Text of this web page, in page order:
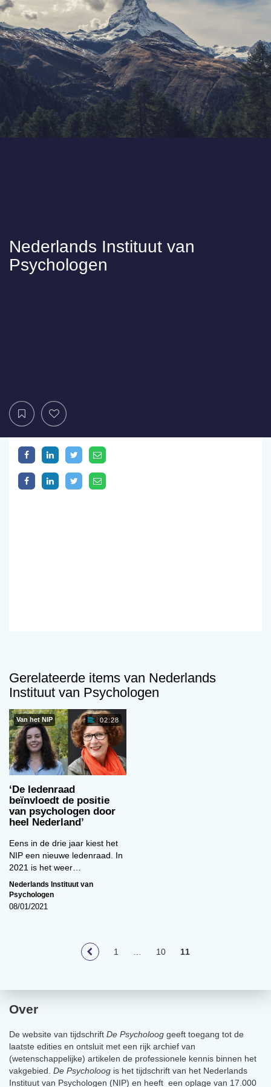
Nederlands Instituut van
Psychologen
Gerelateerde items van Nederlands
Instituut van Psychologen
Van het NIP 02:28
‘De ledenraad
beïnvloedt de positie
van psychologen door
heel Nederland’
Eens in de drie jaar kiest het
NIP een nieuwe ledenraad. In
2021 is het weer…
Nederlands Instituut van
Psychologen
08/01/2021
1 … 10 11
Over
De website van tijdschrift De Psycholoog geeft toegang tot de
laatste edities en ontsluit met een rijk archief van
(wetenschappelijke) artikelen de professionele kennis binnen het
vakgebied. De Psycholoog is het tijdschrift van het Nederlands
Instituut van Psychologen (NIP) en heeft een oplage van 17.000